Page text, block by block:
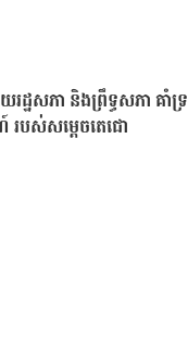
ដ្ឋសភា និងព្រឹទ្ធសភា គាំទ្រ
របស់សម្តេចតេជោ